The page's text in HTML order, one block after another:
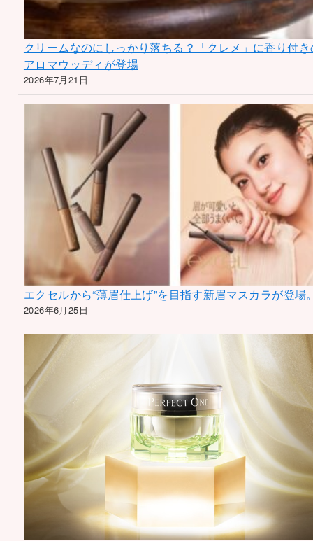
クリームなのにしっかり落ちる？「クレメ」に香り付
アロマウッディが登場
2026年7月21日
エクセルから“薄眉仕上げ”を目指す新眉マスカラが登場
2026年6月25日